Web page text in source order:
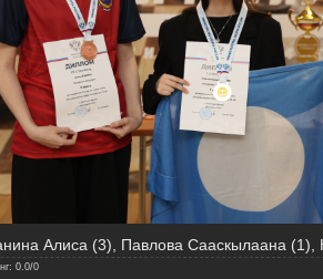
Алиса (3), Павлова Сааскылаана (1),
: 0.0/0